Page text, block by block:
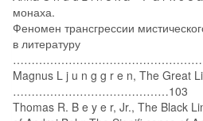
монаха.
Феномен трансгрессии
в литературу
Magnus L j u n g g r e n, The Great
……………………………………103
Thomas R. B e y e r, Jr., The Black